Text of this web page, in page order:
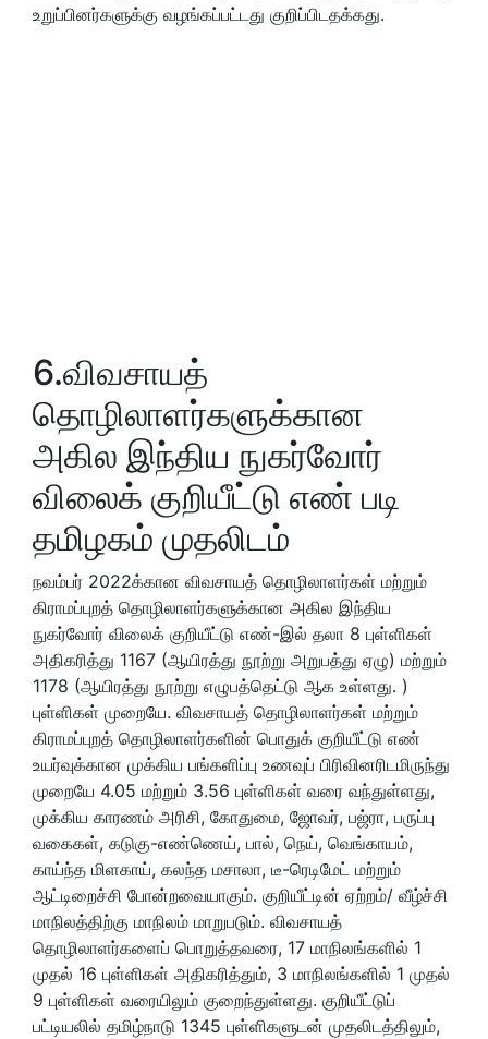
உறுப்பினர்களுக்கு வழங்கப்பட்டது குறிப்பிடதக்கது.
6.விவசாயத்
தொழிலாளர்களுக்கான
அகில இந்திய நுகர்வோர்
விலைக் குறியீட்டு எண் படி
தமிழகம் முதலிடம்
நவம்பர் 2022க்கான விவசாயத் தொழிலாளர்கள் மற்றும்
கிராமப்புறத் தொழிலாளர்களுக்கான அகில இந்திய
நுகர்வோர் விலைக் குறியீட்டு எண்-இல் தலா 8 புள்ளிகள்
அதிகரித்து 1167 (ஆயிரத்து நூற்று அறுபத்து ஏழு) மற்றும்
1178 (ஆயிரத்து நூற்று எழுபத்தெட்டு ஆக உள்ளது. )
புள்ளிகள் முறையே. விவசாயத் தொழிலாளர்கள் மற்றும்
கிராமப்புறத் தொழிலாளர்களின் பொதுக் குறியீட்டு எண்
உயர்வுக்கான முக்கிய பங்களிப்பு உணவுப் பிரிவினரிடமிருந்து
முறையே 4.05 மற்றும் 3.56 புள்ளிகள் வரை வந்துள்ளது,
முக்கிய காரணம் அரிசி, கோதுமை, ஜோவர், பஜ்ரா, பருப்பு
வகைகள், கடுகு-எண்ணெய், பால், நெய், வெங்காயம்,
காய்ந்த மிளகாய், கலந்த மசாலா, டீ-ரெடிமேட் மற்றும்
ஆட்டிறைச்சி போன்றவையாகும். குறியீட்டின் ஏற்றம்/ வீழ்ச்சி
மாநிலத்திற்கு மாநிலம் மாறுபடும். விவசாயத்
தொழிலாளர்களைப் பொறுத்தவரை, 17 மாநிலங்களில் 1
முதல் 16 புள்ளிகள் அதிகரித்தும், 3 மாநிலங்களில் 1 முதல்
9 புள்ளிகள் வரையிலும் குறைந்துள்ளது. குறியீட்டுப்
பட்டியலில் தமிழ்நாடு 1345 புள்ளிகளுடன் முதலிடத்திலும்,